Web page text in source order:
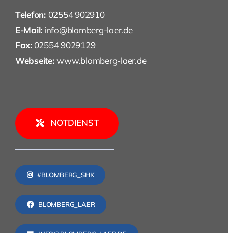
Telefon: 02554 902910
E-Mail: info@blomberg-laer.de
Fax: 02554 9029129
Webseite:www.blomberg-laer.de
NOTDIENST
#BLOMBERG_SHK
BLOMBERG_LAER